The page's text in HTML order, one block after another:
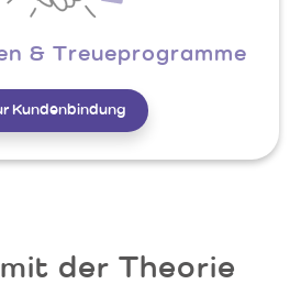
& Treueprogramme
Kundenbindung
der Theorie